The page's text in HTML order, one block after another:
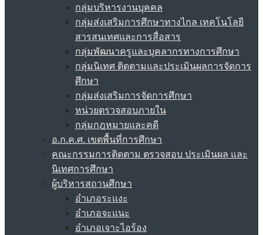
กลุ่มบริหารงานบุคคล
กลุ่มส่งเสริมการศึกษาทางไกล เทคโนโลยี
สารสนเทศและการสื่อสาร
กลุ่มพัฒนาครูและบุคลากรทางการศึกษา
กลุ่มนิเทศ ติดตามและประเมินผลการจัดการ
ศึกษา
กลุ่มส่งเสริมการจัดการศึกษา
หน่วยตรวจสอบภายใน
กลุ่มกฎหมายและคดี
อ.ก.ค.ศ. เขตพื้นที่การศึกษา
คณะกรรมการติดตาม ตรวจสอบ ประเมินผล และ
นิเทศการศึกษา
ผู้บริหารสถานศึกษา
อำเภอระแงะ
อำเภอจะแนะ
อำเภอเจาะไอร้อง